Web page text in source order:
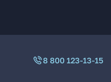
8 800 123-13-15